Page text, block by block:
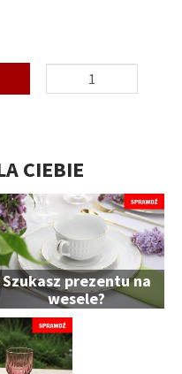
CIEBIE
Szukasz prezentu na
wesele?